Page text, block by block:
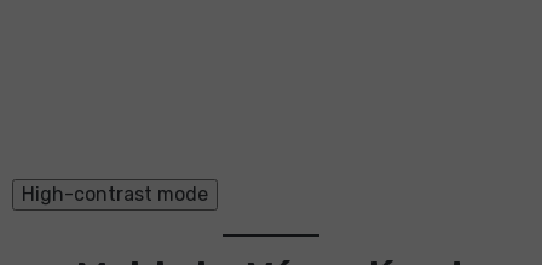
High-contrast mode